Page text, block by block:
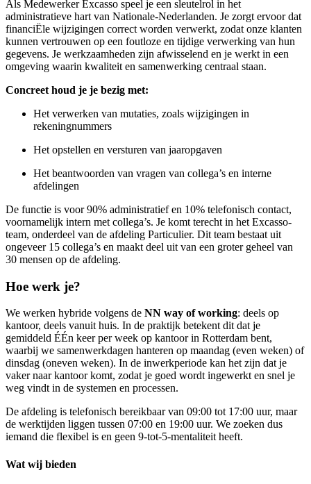
Als Medewerker Excasso speel je een sleutelrol in het
administratieve hart van Nationale-Nederlanden. Je zorgt ervoor dat
financiËle wijzigingen correct worden verwerkt, zodat onze klanten
kunnen vertrouwen op een foutloze en tijdige verwerking van hun
gegevens. Je werkzaamheden zijn afwisselend en je werkt in een
omgeving waarin kwaliteit en samenwerking centraal staan.
Concreet houd je je bezig met:
Het verwerken van mutaties, zoals wijzigingen in
rekeningnummers
Het opstellen en versturen van jaaropgaven
Het beantwoorden van vragen van collega’s en interne
afdelingen
De functie is voor 90% administratief en 10% telefonisch contact,
voornamelijk intern met collega’s. Je komt terecht in het Excasso-
team, onderdeel van de afdeling Particulier. Dit team bestaat uit
ongeveer 15 collega’s en maakt deel uit van een groter geheel van
30 mensen op de afdeling.
Hoe werk je?
We werken hybride volgens de NN way of working: deels op
kantoor, deels vanuit huis. In de praktijk betekent dit dat je
gemiddeld ÉÉn keer per week op kantoor in Rotterdam bent,
waarbij we samenwerkdagen hanteren op maandag (even weken) of
dinsdag (oneven weken). In de inwerkperiode kan het zijn dat je
vaker naar kantoor komt, zodat je goed wordt ingewerkt en snel je
weg vindt in de systemen en processen.
De afdeling is telefonisch bereikbaar van 09:00 tot 17:00 uur, maar
de werktijden liggen tussen 07:00 en 19:00 uur. We zoeken dus
iemand die flexibel is en geen 9-tot-5-mentaliteit heeft.
Wat wij bieden